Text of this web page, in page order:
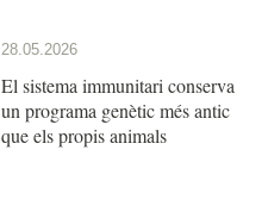
28.05.2026
El sistema immunitari conserva
un programa genètic més antic
que els propis animals